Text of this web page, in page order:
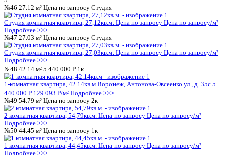
Студия комнатная квартира, 26,46кв.м.
Подробнее >>>
3
№16 27.12 м² Цена по запросу
Студия комнатная квартира, 27,12кв.м. Цена по запросу Цена
Подробнее >>>
№17 27.03 м² Цена по запросу
Студия комнатная квартира, 27,03кв.м. Цена по запросу Цена
Подробнее >>>
№18 42.60 м² 5 491 200 ₽ 1к
1-комнатная квартира, 42.6кв.м
491 200 ₽ 128 901 ₽/м² Подробнее >>>
№19 54.93 м² Цена по запросу 2к